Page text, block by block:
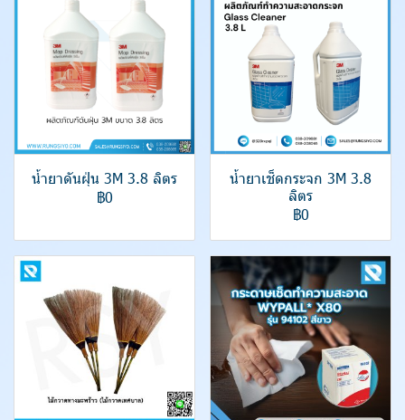
น้ำยาดันฝุ่น 3M 3.8 ลิตร
฿0
น้ำยาเช็ดกระจก 3M 3.8
ลิตร
฿0